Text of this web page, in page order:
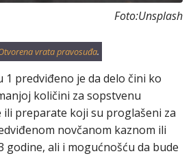
Foto:Unsplash
vrata pravosuđa.
1 predviđeno je da delo čini ko
količini za sopstvenu
preparate koji su proglašeni za
novčanom kaznom ili
godine, ali i mogućnošću da bude